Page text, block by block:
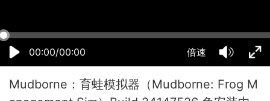
00:00/00:00 倍速
Mudborne：育蛙模拟器（Mudborne: Frog M